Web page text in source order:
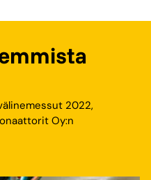
2022,
Oy:n